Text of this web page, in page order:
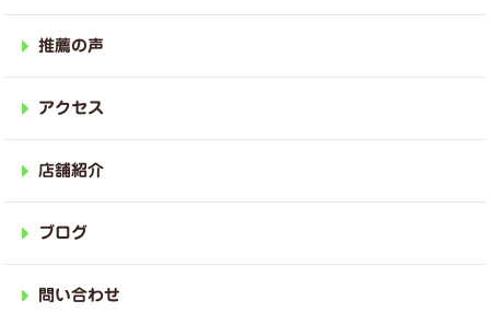
推薦の声
アクセス
店舗紹介
ブログ
問い合わせ